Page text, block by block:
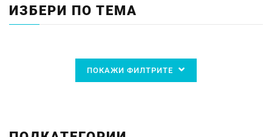
ИЗБЕРИ ПО ТЕМА
ПОКАЖИ ФИЛТРИТЕ